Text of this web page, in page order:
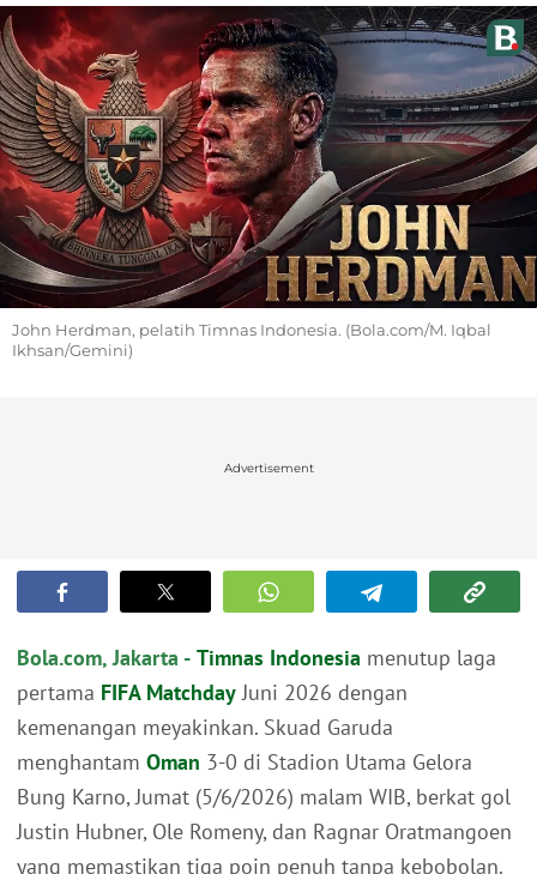
John Herdman, pelatih Timnas Indonesia. (Bola.com/M. Iqbal
Ikhsan/Gemini)
Advertisement
Bola.com, Jakarta - Timnas Indonesia menutup laga
pertama FIFA MatchdayJuni 2026 dengan
kemenangan meyakinkan. Skuad Garuda
menghantam Oman 3-0 di Stadion Utama Gelora
Bung Karno, Jumat (5/6/2026) malam WIB, berkat gol
Justin Hubner, Ole Romeny, dan Ragnar Oratmangoen
yang memastikan tiga poin penuh tanpa kebobolan.